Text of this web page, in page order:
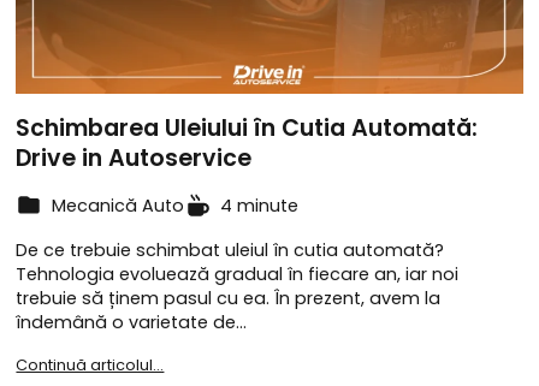
Schimbarea Uleiului în Cutia Automată:
Drive in Autoservice
Mecanică Auto
4 minute
De ce trebuie schimbat uleiul în cutia automată?
Tehnologia evoluează gradual în fiecare an, iar noi
trebuie să ținem pasul cu ea. În prezent, avem la
îndemână o varietate de…
Continuă articolul...